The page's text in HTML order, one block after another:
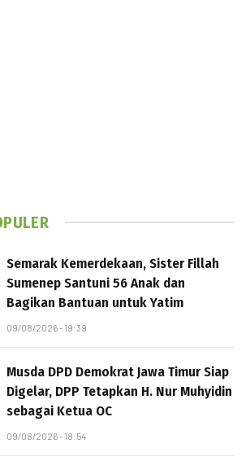
Semarak Kemerdekaan, Sister Fillah
Sumenep Santuni 56 Anak dan
Bagikan Bantuan untuk Yatim
09/08/2026 - 19:39
Musda DPD Demokrat Jawa Timur Siap
Digelar, DPP Tetapkan H. Nur Muhyidin
sebagai Ketua OC
09/08/2026 - 18:54